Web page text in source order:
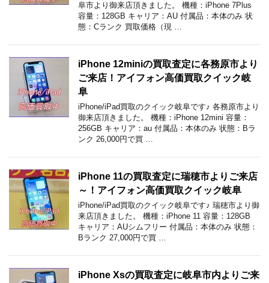
阜市より御来店頂きました。 機種：iPhone 7Plus
容量：128GB キャリア：AU 付属品：本体のみ 状
態：Cランク 買取価格（現 …
iPhone 12miniの買取査定に各務原市より
ご来店！アイフォン高価買取クイック岐
阜
iPhone/iPad買取のクイック岐阜です♪ 各務原市より
御来店頂きました。 機種：iPhone 12mini 容量：
256GB キャリア：au 付属品：本体のみ 状態：Bラ
ンク 26,000円で買 …
iPhone 11の買取査定に瑞穂市よりご来店
～！アイフォン高価買取クイック岐阜
iPhone/iPad買取のクイック岐阜です♪ 瑞穂市より御
来店頂きました。 機種：iPhone 11 容量：128GB
キャリア：AUシムフリー 付属品：本体のみ 状態：
Bランク 27,000円で買 …
iPhone Xsの買取査定に岐阜市内よりご来